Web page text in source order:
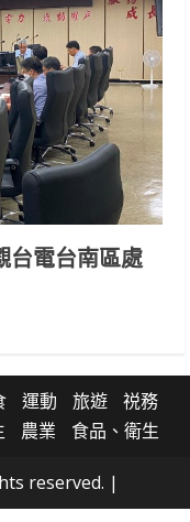
台電台南區處
運動 旅遊
祱務
農業 食品、衛生
reserved. |